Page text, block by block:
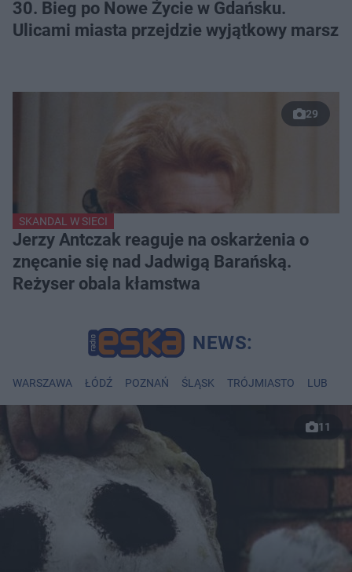
30. Bieg po Nowe Życie w Gdańsku.
Ulicami miasta przejdzie wyjątkowy marsz
29
SKANDAL W SIECI
Jerzy Antczak reaguje na oskarżenia o
znęcanie się nad Jadwigą Barańską.
Reżyser obala kłamstwa
WARSZAWA ŁÓDŹ POZNAŃ ŚLĄSK TRÓJMIASTO LUBLIN
11